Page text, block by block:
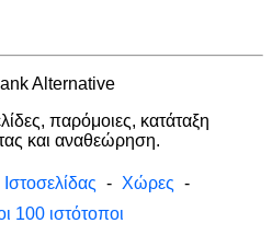
Alternative
παρόμοιες, κατάταξη
και αναθεώρηση.
- Χώρες -
100 ιστότοποι